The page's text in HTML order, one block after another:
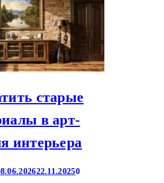
старые
в арт-
интерьера
22.11.20250